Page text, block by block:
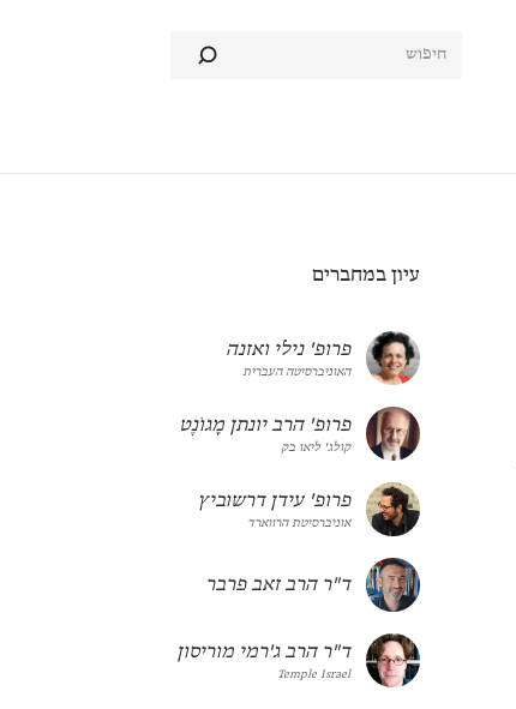
עיון במחברים
פרופ' נילי ואזנה
האוניברסיטה העברית
פרופ' הרב יונתן מָגוֹנֶט
קולג' ליאו בק
פרופ' עידן דרשוביץ
אוניברסיטת הרווארד
ד"ר הרב זאב פרבר
ד"ר הרב ג'רמי מוריסון
Temple Israel